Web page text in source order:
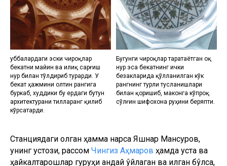
Қуббалардаги эски чироқлар
бекатни майин ва илиқ сарғиш
нур билан тўлдириб турарди. У
бекат ҳажмини олтин рангига
буркаб, худдики бу ердаги бутун
архитектурани тилларанг қилиб
кўрсатарди.
Бугунги чироқлар таратаётган оқ
нур эса бекатнинг ички
безакларида қўлланилган кўк
рангнинг турли тусланишлари
билан қоришиб, маконга кўпроқ
сўлғин шифохона руҳини беряпти.
Станциядаги қолган ҳамма нарса Яшнар Мансуров,
унинг устози, рассом Чингиз Аҳмаров ҳамда уста ва
ҳайкалтарошлар гуруҳи қандай ўйлаган ва қилган бўлса,